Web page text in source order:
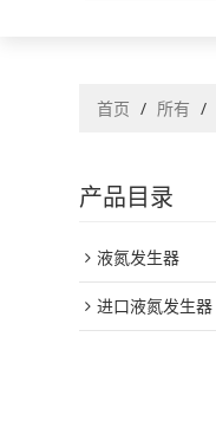
首页 / 所有 /
产品目录
液氮发生器
进口液氮发生器